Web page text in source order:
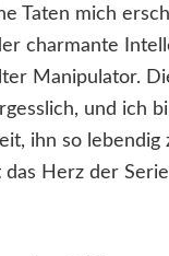
Taten mich
charmante
Manipulator.
und ich
ihn so lebendig
das Herz der